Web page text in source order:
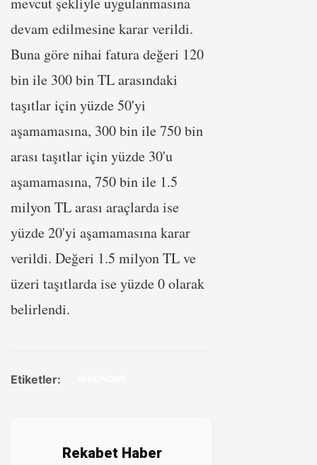
devam edilmesine karar verildi.
Buna göre nihai fatura değeri 120
bin ile 300 bin TL arasındaki
taşıtlar için yüzde 50'yi
aşamamasına, 300 bin ile 750 bin
arası taşıtlar için yüzde 30'u
aşamamasına, 750 bin ile 1.5
milyon TL arası araçlarda ise
yüzde 20'yi aşamamasına karar
verildi. Değeri 1.5 milyon TL ve
üzeri taşıtlarda ise yüzde 0 olarak
belirlendi.
Etiketler:
Rekabet Haber